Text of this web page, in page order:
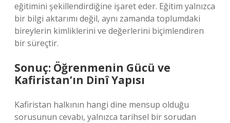
eğitimini şekillendirdiğine işaret eder. Eğitim yalnızca
bir bilgi aktarımı değil, aynı zamanda toplumdaki
bireylerin kimliklerini ve değerlerini biçimlendiren
bir süreçtir.
Sonuç: Öğrenmenin Gücü ve
Kafiristan’ın Dinî Yapısı
Kafiristan halkının hangi dine mensup olduğu
sorusunun cevabı, yalnızca tarihsel bir sorudan